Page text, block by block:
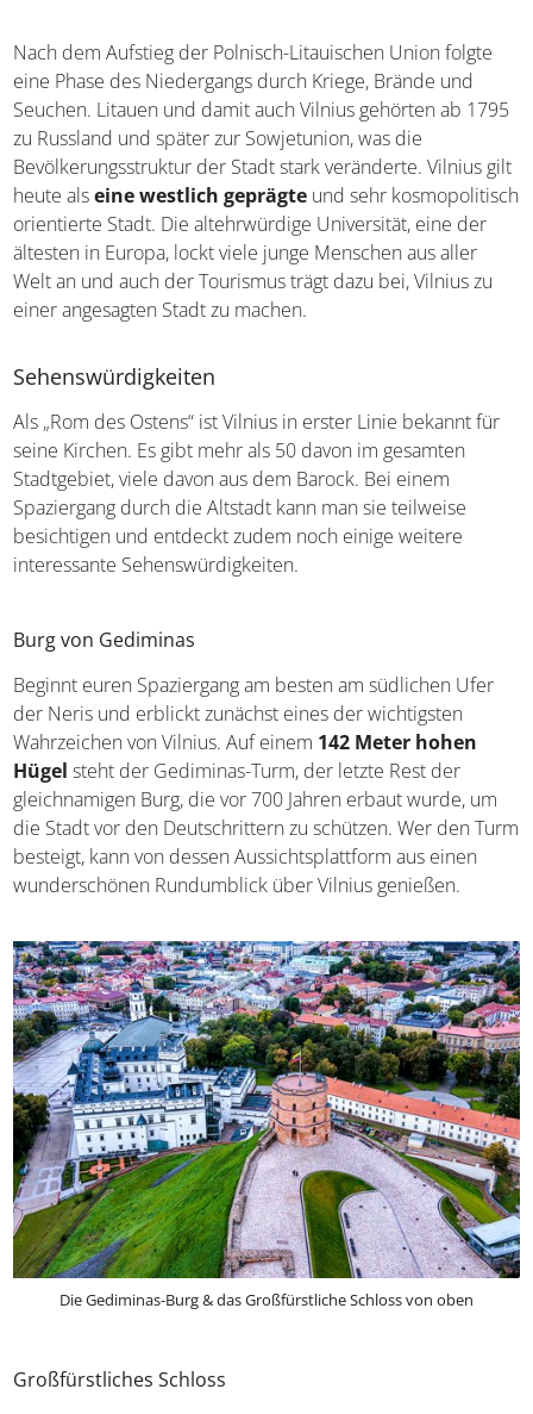
Nach dem Aufstieg der Polnisch-Litauischen Union folgte
eine Phase des Niedergangs durch Kriege, Brände und
Seuchen. Litauen und damit auch Vilnius gehörten ab 1795
zu Russland und später zur Sowjetunion, was die
Bevölkerungsstruktur der Stadt stark veränderte. Vilnius gilt
heute alseine westlich geprägte und sehr kosmopolitisch
orientierte Stadt. Die altehrwürdige Universität, eine der
ältesten in Europa, lockt viele junge Menschen aus aller
Welt an und auch der Tourismus trägt dazu bei, Vilnius zu
einer angesagten Stadt zu machen.
Sehenswürdigkeiten
Als „Rom des Ostens“ ist Vilnius in erster Linie bekannt für
seine Kirchen. Es gibt mehr als 50 davon im gesamten
Stadtgebiet, viele davon aus dem Barock. Bei einem
Spaziergang durch die Altstadt kann man sie teilweise
besichtigen und entdeckt zudem noch einige weitere
interessante Sehenswürdigkeiten.
Burg von Gediminas
Beginnt euren Spaziergang am besten am südlichen Ufer
der Neris und erblickt zunächst eines der wichtigsten
Wahrzeichen von Vilnius. Auf einem 142 Meter hohen
Hügel steht der Gediminas-Turm, der letzte Rest der
gleichnamigen Burg, die vor 700 Jahren erbaut wurde, um
die Stadt vor den Deutschrittern zu schützen. Wer den Turm
besteigt, kann von dessen Aussichtsplattform aus einen
wunderschönen Rundumblick über Vilnius genießen.
Die Gediminas-Burg & das Großfürstliche Schloss von oben
Großfürstliches Schloss